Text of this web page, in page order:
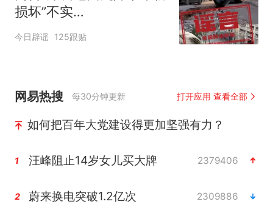
损坏”不实
（2026·08·06）
今日辟谣 125跟贴
网易热搜 每30分钟更新 打开应用 查看全部
如何把百年大党建设得更加坚强有力？
1 汪峰阻止14岁女儿买大牌 2379406
2 蔚来换电突破1.2亿次 2309886